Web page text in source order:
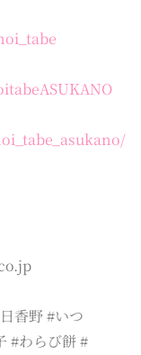
香野 #いつ
#わらび餅 #